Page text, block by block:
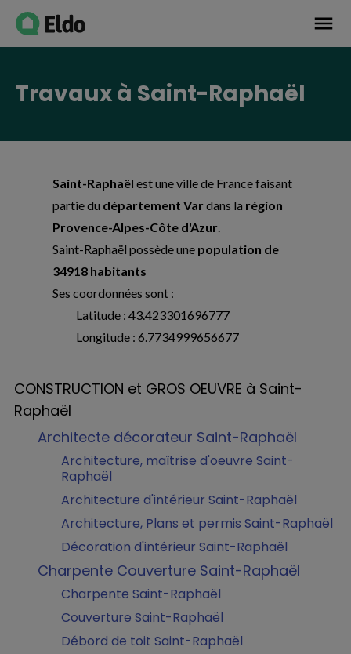
menu
Travaux à Saint-Raphaël
Saint-Raphaël est une ville de France faisant
partie du département Var dans la région
Provence-Alpes-Côte d'Azur.
Saint-Raphaël possède une population de
34918 habitants
Ses coordonnées sont :
Latitude : 43.423301696777
Longitude : 6.7734999656677
CONSTRUCTION et GROS OEUVRE à Saint-
Raphaël
Architecte décorateur Saint-Raphaël
Architecture, maîtrise d'oeuvre Saint-
Raphaël
Architecture d'intérieur Saint-Raphaël
Architecture, Plans et permis Saint-Raphaël
Décoration d'intérieur Saint-Raphaël
Charpente Couverture Saint-Raphaël
Charpente Saint-Raphaël
Couverture Saint-Raphaël
Débord de toit Saint-Raphaël